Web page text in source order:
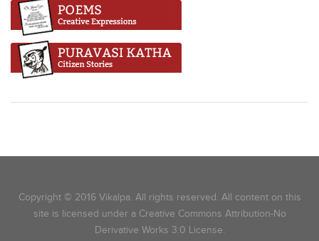
Copyright © 2016 Vikalpa. All rights reserved. All content on this
site is licensed under a Creative Commons Attribution-No
Derivative Works 3.0 License.